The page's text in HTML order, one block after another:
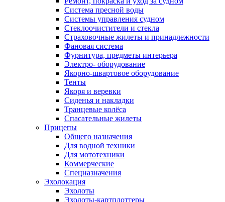
Система пресной воды
Системы управления судном
Стеклоочистители и стекла
Страховочные жилеты и принадлежности
Фановая система
Фурнитура, предметы интерьера
Электро- оборудование
Якорно-швартовое оборудование
Тенты
Якоря и веревки
Сиденья и накладки
Транцевые колёса
Спасательные жилеты
Прицепы
Общего назначения
Для водной техники
Для мототехники
Коммерческие
Спецназначения
Эхолокация
Эхолоты
Эхолоты-картплоттеры